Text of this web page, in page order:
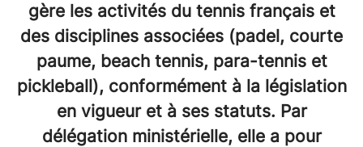
gère les activités du tennis français et
des disciplines associées (padel, courte
paume, beach tennis, para-tennis et
pickleball), conformément à la législation
en vigueur et à ses statuts. Par
délégation ministérielle, elle a pour